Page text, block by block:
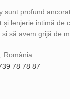
sunt profund
lenjerie intimă de
să avem grijă de
România
78 78 87